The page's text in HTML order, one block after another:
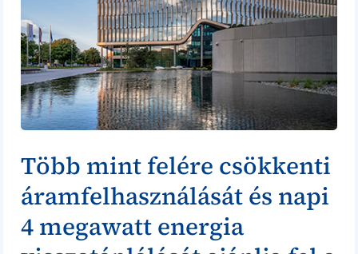
Több mint felére csökkenti
áramfelhasználását és napi
4 megawatt energia